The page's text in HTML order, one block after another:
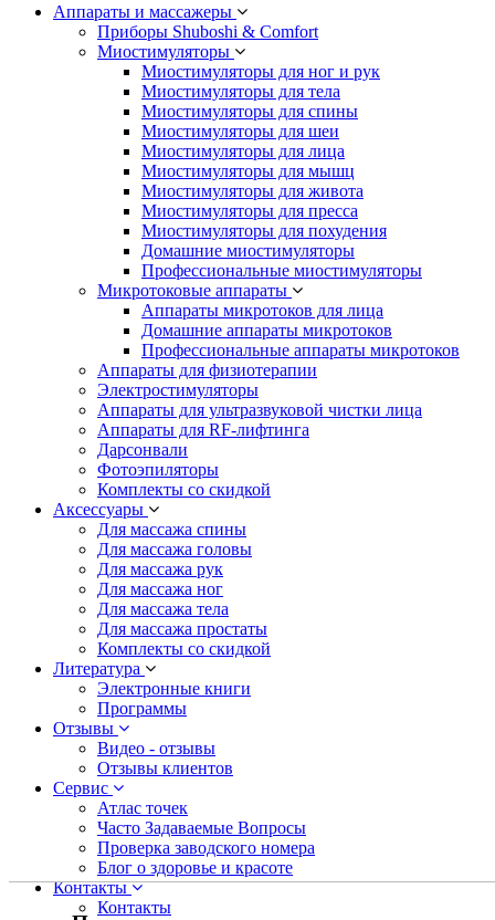
Аппараты и массажеры
Приборы Shuboshi & Comfort
Миостимуляторы
Миостимуляторы для ног и рук
Миостимуляторы для тела
Миостимуляторы для спины
Миостимуляторы для шеи
Миостимуляторы для лица
Миостимуляторы для мышц
Миостимуляторы для живота
Миостимуляторы для пресса
Миостимуляторы для похудения
Домашние миостимуляторы
Профессиональные миостимуляторы
Микротоковые аппараты
Аппараты микротоков для лица
Домашние аппараты микротоков
Профессиональные аппараты микротоков
Аппараты для физиотерапии
Электростимуляторы
Аппараты для ультразвуковой чистки лица
Аппараты для RF-лифтинга
Дарсонвали
Фотоэпиляторы
Комплекты со скидкой
Аксессуары
Для массажа спины
Для массажа головы
Для массажа рук
Для массажа ног
Для массажа тела
Для массажа простаты
Комплекты со скидкой
Литература
Электронные книги
Программы
Отзывы
Видео - отзывы
Отзывы клиентов
Сервис
Атлас точек
Часто Задаваемые Вопросы
Проверка заводского номера
Блог о здоровье и красоте
Контакты
Контакты